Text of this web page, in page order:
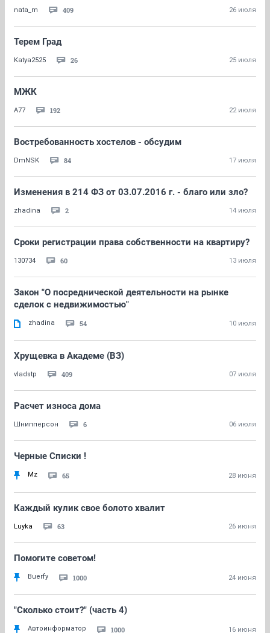
nata_m 409 26 июля
Терем Град
Katya2525 26 25 июля
МЖК
A77 192 22 июля
Востребованность хостелов - обсудим
DmNSK 84 17 июля
Изменения в 214 ФЗ от 03.07.2016 г. - благо или зло?
zhadina 2 14 июля
Сроки регистрации права собственности на квартиру?
130734 60 13 июля
Закон "О посреднической деятельности на рынке
сделок с недвижимостью"
zhadina 54 10 июля
Хрущевка в Академе (ВЗ)
vladstp 409 07 июля
Расчет износа дома
Шнипперсон 6 06 июля
Черные Списки !
Mz 65 28 июня
Каждый кулик свое болото хвалит
Luyka 63 26 июня
Помогите советом!
Buerfy 1000 24 июня
"Сколько стоит?" (часть 4)
Автоинформатор 1000 16 июня